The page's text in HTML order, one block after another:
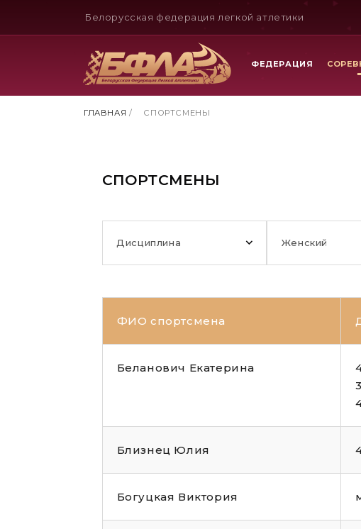
Белорусская федерация легкой атлетики
ФЕДЕРАЦИЯ
ГЛАВНАЯ / СПОРТСМЕНЫ
СПОРТСМЕНЫ
Дисциплина Женский
ФИО спортсмена
Беланович Екатерина
Близнец Юлия
Богуцкая Виктория